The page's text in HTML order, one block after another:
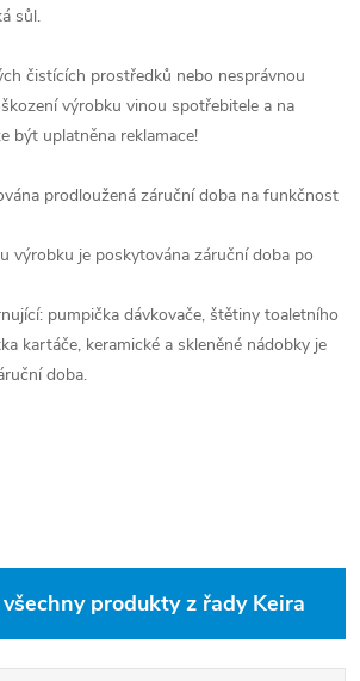
sůl.
čistících prostředků nebo nesprávnou
výrobku vinou spotřebitele a na
být uplatněna reklamace!
prodloužená záruční doba na funkčnost
výrobku je poskytována záruční doba po
pumpička dávkovače, štětiny toaletního
kartáče, keramické a skleněné nádobky je
doba.
produkty z řady Keira